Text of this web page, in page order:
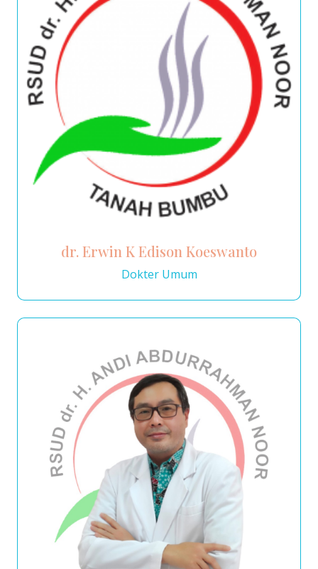
dr. Erwin K Edison Koeswanto
Dokter Umum